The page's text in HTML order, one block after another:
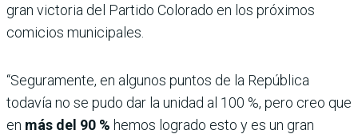
gran victoria del Partido Colorado en los próximos
comicios municipales.
“Seguramente, en algunos puntos de la República
todavía no se pudo dar la unidad al 100 %, pero creo que
en más del 90 % hemos logrado esto y es un gran